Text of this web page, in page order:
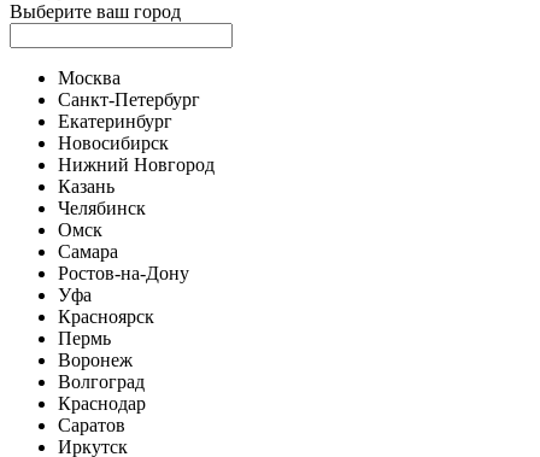
Выберите ваш город
Москва
Санкт-Петербург
Екатеринбург
Новосибирск
Нижний Новгород
Казань
Челябинск
Омск
Самара
Ростов-на-Дону
Уфа
Красноярск
Пермь
Воронеж
Волгоград
Краснодар
Саратов
Иркутск